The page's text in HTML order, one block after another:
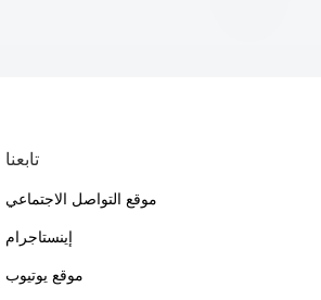
تابعنا
موقع التواصل الاجتماعي
الفيسبوك
إينستاجرام
موقع يوتيوب